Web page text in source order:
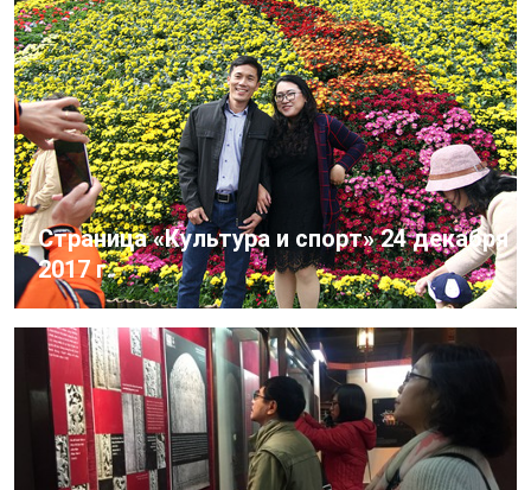
Страница «Культура и спорт» 24 декабря
2017 г.